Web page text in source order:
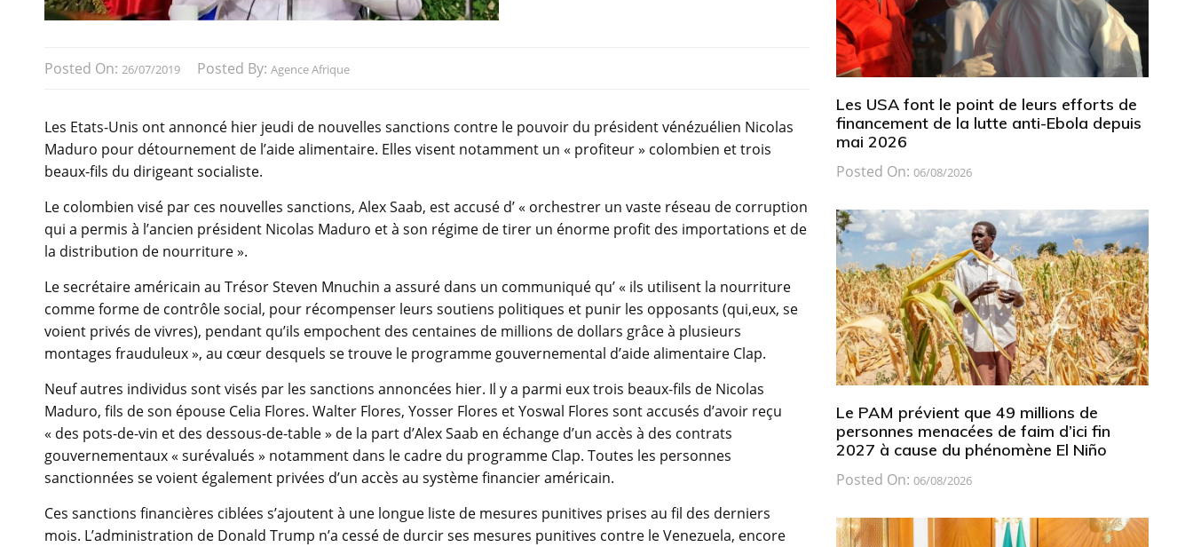
Posted On: 26/07/2019 Posted By: Agence Afrique
Les Etats-Unis ont annoncé hier jeudi de nouvelles sanctions contre le pouvoir du président vénézuélien Nicolas
Maduro pour détournement de l’aide alimentaire. Elles visent notamment un « profiteur » colombien et trois
beaux-fils du dirigeant socialiste.
Le colombien visé par ces nouvelles sanctions, Alex Saab, est accusé d’ « orchestrer un vaste réseau de corruption
qui a permis à l’ancien président Nicolas Maduro et à son régime de tirer un énorme profit des importations et de
la distribution de nourriture ».
Le secrétaire américain au Trésor Steven Mnuchin a assuré dans un communiqué qu’ « ils utilisent la nourriture
comme forme de contrôle social, pour récompenser leurs soutiens politiques et punir les opposants (qui,eux, se
voient privés de vivres), pendant qu’ils empochent des centaines de millions de dollars grâce à plusieurs
montages frauduleux », au cœur desquels se trouve le programme gouvernemental d’aide alimentaire Clap.
Neuf autres individus sont visés par les sanctions annoncées hier. Il y a parmi eux trois beaux-fils de Nicolas
Maduro, fils de son épouse Celia Flores. Walter Flores, Yosser Flores et Yoswal Flores sont accusés d’avoir reçu
« des pots-de-vin et des dessous-de-table » de la part d’Alex Saab en échange d’un accès à des contrats
gouvernementaux « surévalués » notamment dans le cadre du programme Clap. Toutes les personnes
sanctionnées se voient également privées d’un accès au système financier américain.
Ces sanctions financières ciblées s’ajoutent à une longue liste de mesures punitives prises au fil des derniers
mois. L’administration de Donald Trump n’a cessé de durcir ses mesures punitives contre le Venezuela, encore
Les USA font le point de leurs efforts de
financement de la lutte anti-Ebola depuis
mai 2026
Posted On: 06/08/2026
Le PAM prévient que 49 millions de
personnes menacées de faim d’ici fin
2027 à cause du phénomène El Niño
Posted On: 06/08/2026